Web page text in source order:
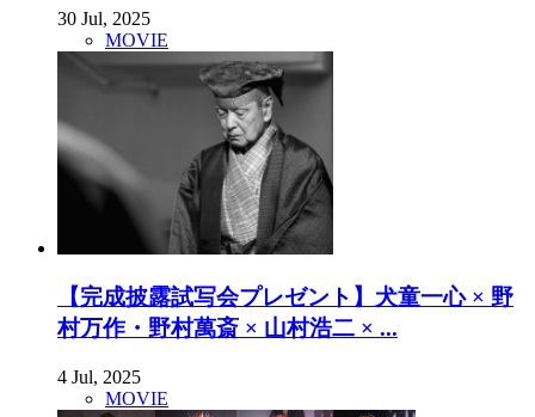
30 Jul, 2025
MOVIE
【完成披露試写会プレゼント】犬童一心 × 野
村万作・野村萬斎 × 山村浩二 × ...
4 Jul, 2025
MOVIE